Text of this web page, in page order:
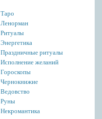
Таро
Ленорман
Ритуалы
Энергетика
Праздничные ритуалы
Исполнение желаний
Гороскопы
Чернокнижие
Ведовство
Руны
Некромантика